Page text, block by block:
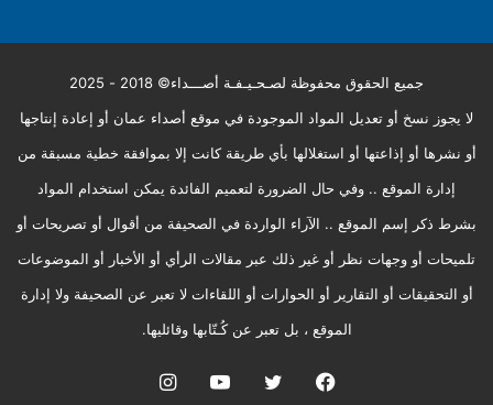
جميع الحقوق محفوظة لصـحـيـفـة أصـــداء© 2018 - 2025
لا يجوز نسخ أو تعديل المواد الموجودة في موقع أصداء عمان أو إعادة إنتاجها
أو نشرها أو إذاعتها أو استغلالها بأي طريقة كانت إلا بموافقة خطية مسبقة من
إدارة الموقع .. وفي حال الضرورة لتعميم الفائدة يمكن استخدام المواد
بشرط ذكر إسم الموقع .. الآراء الواردة في الصحيفة من أقوال أو تصريحات أو
تلميحات أو وجهات نظر أو غير ذلك عبر مقالات الرأي أو الأخبار أو الموضوعات
أو التحقيقات أو التقارير أو الحوارات أو اللقاءات لا تعبر عن الصحيفة ولا إدارة
الموقع ، بل تعبر عن كُـتّابها وقائليها.
فيسبوك تويتر يوتيوب